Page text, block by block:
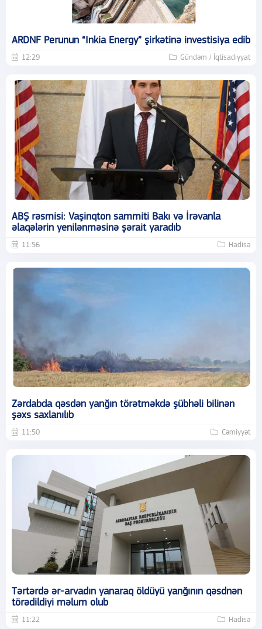
ARDNF Perunun “Inkia Energy” şirkətinə investisiya edib
12:29 Gündəm / İqtisadiyyat
ABŞ rəsmisi: Vaşinqton sammiti Bakı və İrəvanla
əlaqələrin yenilənməsinə şərait yaradıb
11:56 Hadisə
Zərdabda qəsdən yanğın törətməkdə şübhəli bilinən
şəxs saxlanılıb
11:50 Cəmiyyət
Tərtərdə ər-arvadın yanaraq öldüyü yanğının qəsdnən
törədildiyi məlum olub
11:22 Hadisə